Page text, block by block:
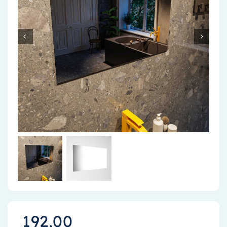
Accessoires
Installatiemateriaal
Klimaatbeheersing
PVC
Tegels
192,00